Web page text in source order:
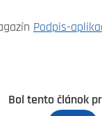
Podpis-
Bol tento článok